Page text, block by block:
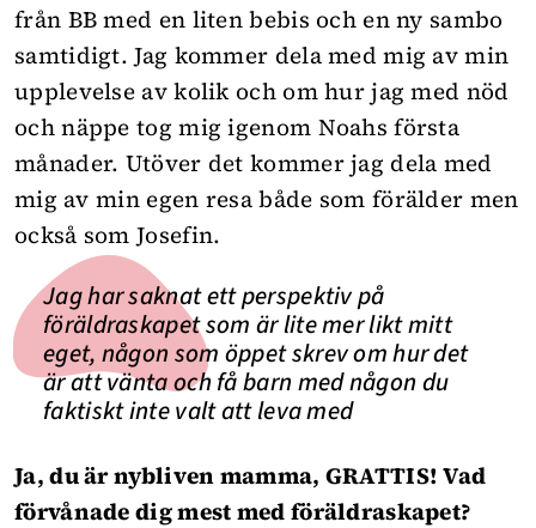
från BB med en liten bebis och en ny sambo
samtidigt. Jag kommer dela med mig av min
upplevelse av kolik och om hur jag med nöd
och näppe tog mig igenom Noahs första
månader. Utöver det kommer jag dela med
mig av min egen resa både som förälder men
också som Josefin.
Jag har saknat ett perspektiv på
föräldraskapet som är lite mer likt mitt
eget, någon som öppet skrev om hur det
är att vänta och få barn med någon du
faktiskt inte valt att leva med
Ja, du är nybliven mamma, GRATTIS! Vad
förvånade dig mest med föräldraskapet?